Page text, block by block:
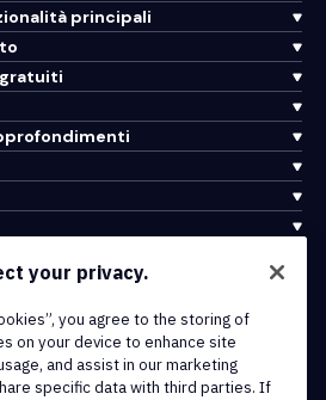
principali
API
your privacy.
you agree to the storing of
on your device to enhance site
and assist in our marketing
specific data with third parties. If